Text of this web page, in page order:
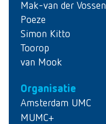
Mak-van der Vossen
Poeze
Simon Kitto
Toorop
van Mook
Organisatie
Amsterdam UMC
MUMC+